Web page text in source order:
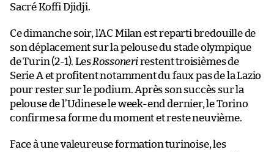
Sacré Koffi Djidji.
Ce dimanche soir, l’AC Milan est reparti bredouille de
son déplacement sur la pelouse du stade olympique
de Turin (2-1). LesRossonerirestent troisièmes de
Serie A et profitent notamment du faux pas de la Lazio
pour rester sur le podium. Après son succès sur la
pelouse de l’Udinese le week-end dernier, le Torino
confirme sa forme du moment et reste neuvième.
Face à une valeureuse formation turinoise, les